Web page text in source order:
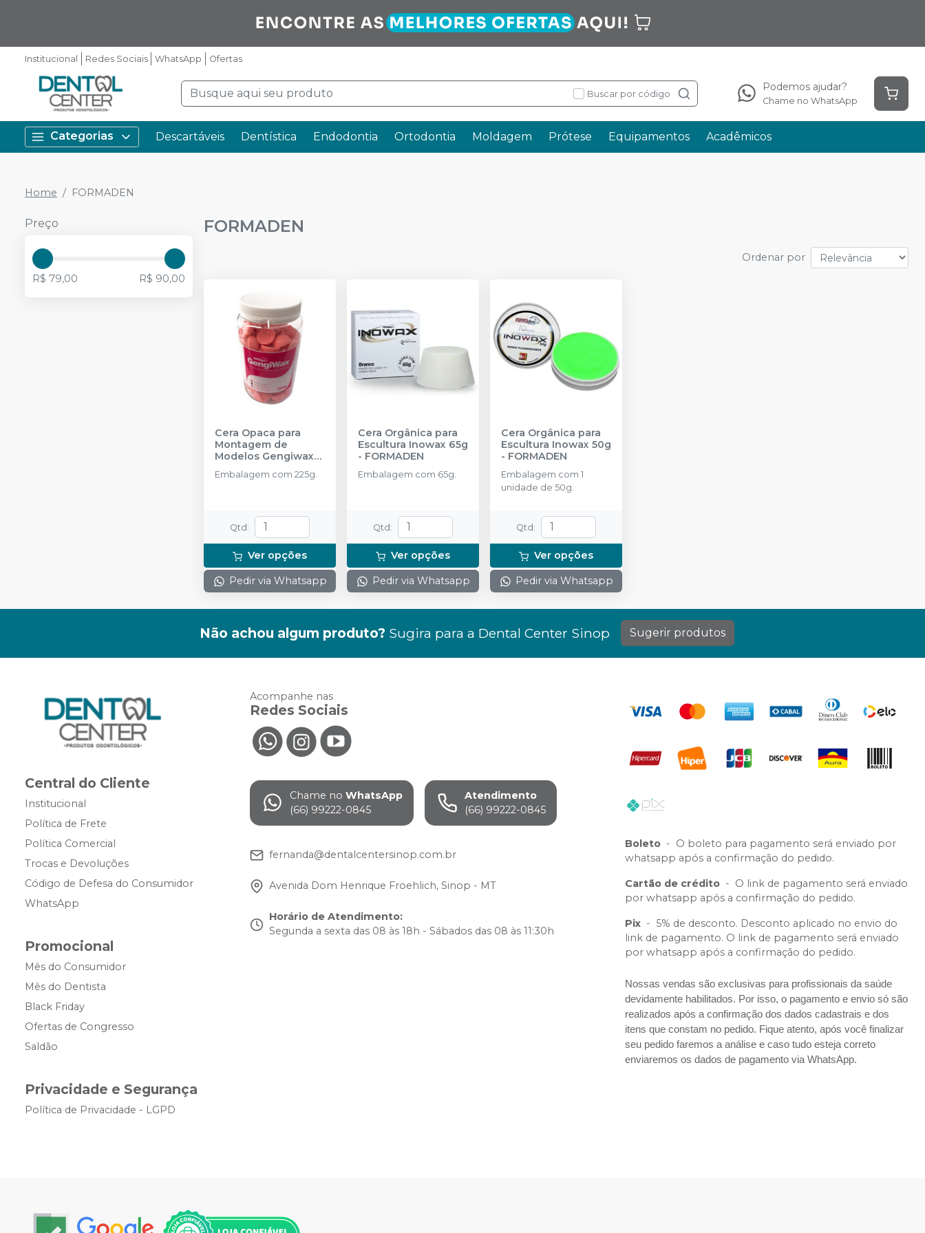
Institucional Redes Sociais WhatsApp Ofertas
Buscar por código
Podemos ajudar?
Chame no WhatsApp
Categorias Descartáveis Dentística Endodontia Ortodontia Moldagem Prótese Equipamentos Acadêmicos
Home FORMADEN
Preço
R$ 79,00 R$ 90,00
FORMADEN
Ordenar por
Cera Opaca para
Montagem de
Modelos Gengiwax
225g
-
Embalagem com 225g.
Qtd:
Ver opções
Pedir via Whatsapp
Cera Orgânica para
Escultura Inowax 65g
- FORMADEN
Embalagem com 65g.
Qtd:
Ver opções
Pedir via Whatsapp
Cera Orgânica para
Escultura Inowax 50g
- FORMADEN
Embalagem com 1
unidade de 50g.
Qtd:
Ver opções
Pedir via Whatsapp
Não achou algum produto? Sugira para a Dental Center Sinop Sugerir produtos
Central do Cliente
Institucional
Política de Frete
Política Comercial
Trocas e Devoluções
Código de Defesa do Consumidor
WhatsApp
Promocional
Mês do Consumidor
Mês do Dentista
Black Friday
Ofertas de Congresso
Saldão
Privacidade e Segurança
Política de Privacidade - LGPD
Acompanhe nas
Redes Sociais
Chame no WhatsApp
(66) 99222-0845
Atendimento
(66) 99222-0845
fernanda@dentalcentersinop.com.br
Avenida Dom Henrique Froehlich, Sinop - MT
Horário de Atendimento:
Segunda a sexta das 08 às 18h - Sábados das 08 às 11:30h
Boleto - O boleto para pagamento será enviado por
whatsapp após a confirmação do pedido.
Cartão de crédito - O link de pagamento será enviado
por whatsapp após a confirmação do pedido.
Pix - 5% de desconto. Desconto aplicado no envio do
link de pagamento. O link de pagamento será enviado
por whatsapp após a confirmação do pedido.
Nossas vendas são exclusivas para profissionais da saúde
devidamente habilitados. Por isso, o pagamento e envio só são
realizados após a confirmação dos dados cadastrais e dos
itens que constam no pedido. Fique atento, após você finalizar
seu pedido faremos a análise e caso tudo esteja correto
enviaremos os dados de pagamento via WhatsApp.